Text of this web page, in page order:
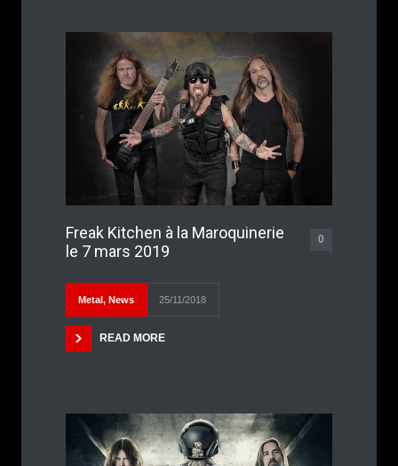
Freak Kitchen à la Maroquinerie
le 7 mars 2019
0
Metal , News 25/11/2018
READ MORE